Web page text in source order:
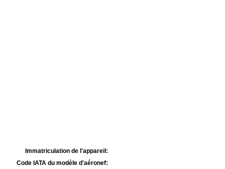
Immatriculation de l'appareil:
Code IATA du modèle d'aéronef: